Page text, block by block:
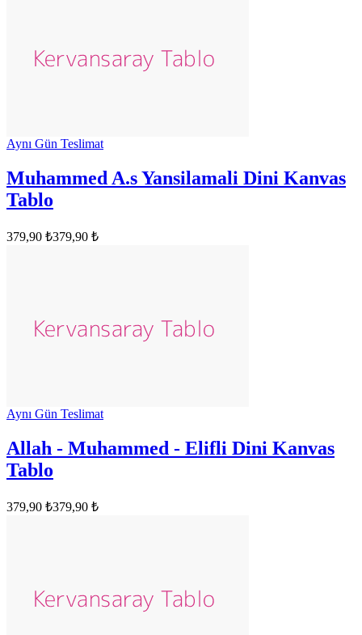
Aynı Gün Teslimat
Muhammed A.s Yansilamali Dini Kanvas
Tablo
379,90 ₺379,90 ₺
Aynı Gün Teslimat
Allah - Muhammed - Elifli Dini Kanvas
Tablo
379,90 ₺379,90 ₺